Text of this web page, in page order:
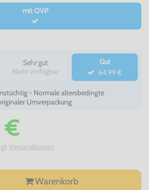
mit OVP
Sehr gut
Nicht verfügbar
Gut
64,99 €
- Normale altersbedingte
Umverpackung
€
Versandkosten
Warenkorb